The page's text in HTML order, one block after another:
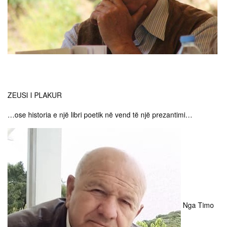
ZEUSI I PLAKUR
…ose historia e një libri poetik në vend të një prezantimi…
Nga Timo